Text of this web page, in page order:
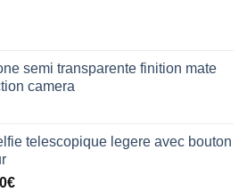
semi transparente finition mate
camera
telescopique legere avec bouton
€